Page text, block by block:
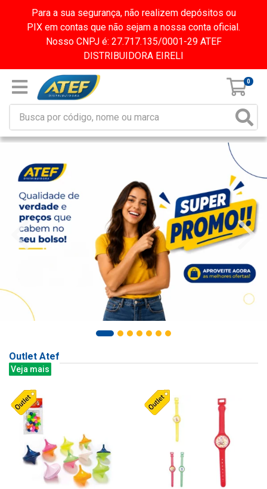
Para a sua segurança, não realizem depósitos ou
PIX em contas que não sejam a nossa conta oficial.
Nosso CNPJ é: 27.717.135/0001-29 ATEF
DISTRIBUIDORA EIRELI
0
Outlet Atef
Veja mais